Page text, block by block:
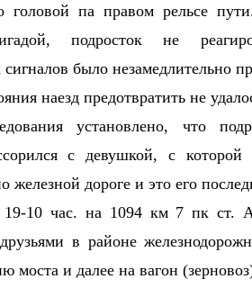
головой па правом рельсе
подросток не
было незамедлительно
наезд предотвратить не
установлено, что
с девушкой, с
железной дороге и это его
10 час. на 1094 км 7 пк ст.
в районе
моста и далее на вагон